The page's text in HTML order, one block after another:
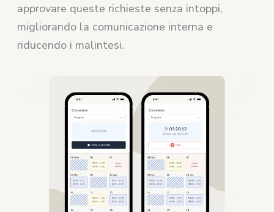
approvare queste richieste senza intoppi,
migliorando la comunicazione interna e
riducendo i malintesi.